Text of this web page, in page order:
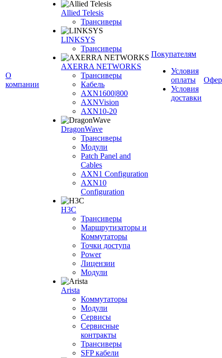
О
компании
Allied Telesis
Трансиверы
LINKSYS
Трансиверы
AXERRA NETWORKS
Трансиверы
Кабель
AXN1600|800
AXNVision
AXN10-20
DragonWave
Трансиверы
Модули
Patch Panel and
Cables
AXN1 Configuration
AXN10
Configuration
H3С
Трансиверы
Маршрутизаторы и
Коммутаторы
Точки доступа
Power
Лицензии
Модули
Arista
Коммутаторы
Модули
Сервисы
Сервисные
контракты
Трансиверы
SFP кабели
Покупателям
Условия
оплаты
Условия
доставки